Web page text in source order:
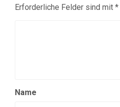
Erforderliche Felder sind mit *
Name